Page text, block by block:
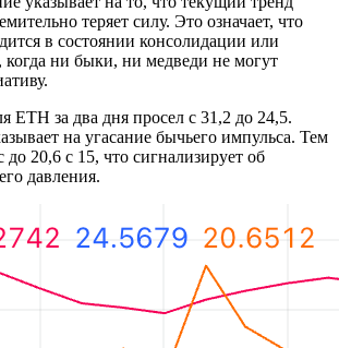
теряет силу. Это означает, что
в состоянии консолидации или
когда ни быки, ни медведи не могут
ETH за два дня просел с 31,2 до 24,5.
на угасание бычьего импульса. Тем
20,6 с 15, что сигнализирует об
давления.